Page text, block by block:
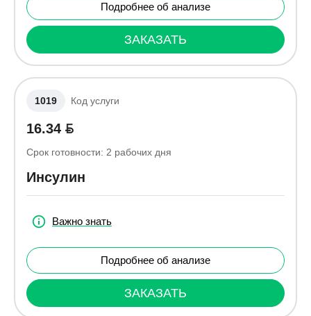
Подробнее об анализе
ЗАКАЗАТЬ
1019 Код услуги
16.34
Срок готовности: 2 рабочих дня
Инсулин
Важно знать
Подробнее об анализе
ЗАКАЗАТЬ